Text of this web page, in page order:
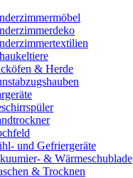
& Herde
und Gefriergeräte
& Wärmeschublade
& Trocknen